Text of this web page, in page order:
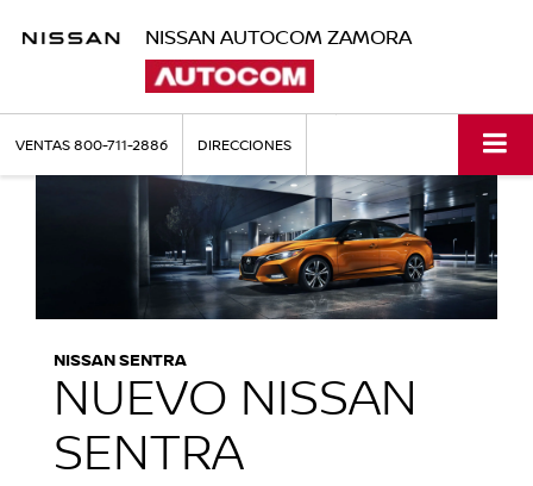
NISSAN AUTOCOM ZAMORA
VENTAS800-711-2886 DIRECCIONES
NISSAN SENTRA
NUEVO NISSAN
SENTRA